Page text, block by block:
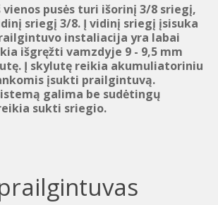
pusės turi išorinį 3/8 sriegį,
sriegį 3/8. Į vidinį sriegį įsisuka
instaliacija yra labai
išgręžti vamzdyje 9 - 9,5 mm
Į skylutę reikia akumuliatoriniu
įsukti prailgintuvą.
galima be sudėtingų
sukti sriegio.